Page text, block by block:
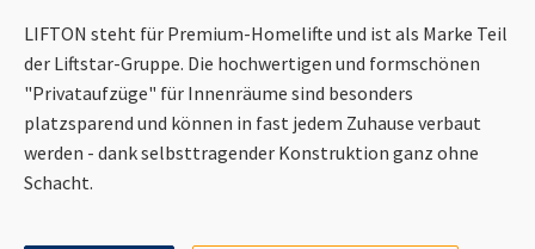
LIFTON steht für Premium-Homelifte und ist als Marke Teil
der Liftstar-Gruppe. Die hochwertigen und formschönen
"Privataufzüge" für Innenräume sind besonders
platzsparend und können in fast jedem Zuhause verbaut
werden - dank selbsttragender Konstruktion ganz ohne
Schacht.